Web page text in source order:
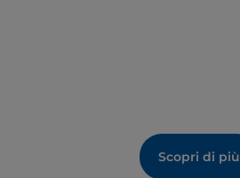
Scopri di più